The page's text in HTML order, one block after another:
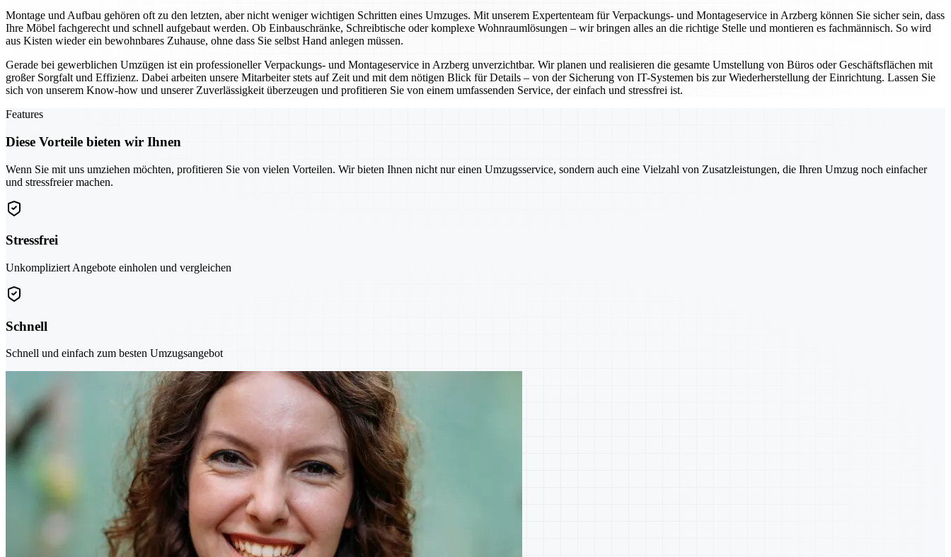
Montage und Aufbau gehören oft zu den letzten, aber nicht weniger wichtigen Schritten eines Umzuges. Mit unserem Expertenteam für Verpackungs- und Montageservice in Arzberg können Sie sicher sein, dass
Ihre Möbel fachgerecht und schnell aufgebaut werden. Ob Einbauschränke, Schreibtische oder komplexe Wohnraumlösungen – wir bringen alles an die richtige Stelle und montieren es fachmännisch. So wird
aus Kisten wieder ein bewohnbares Zuhause, ohne dass Sie selbst Hand anlegen müssen.
Gerade bei gewerblichen Umzügen ist ein professioneller Verpackungs- und Montageservice in Arzberg unverzichtbar. Wir planen und realisieren die gesamte Umstellung von Büros oder Geschäftsflächen mit
großer Sorgfalt und Effizienz. Dabei arbeiten unsere Mitarbeiter stets auf Zeit und mit dem nötigen Blick für Details – von der Sicherung von IT-Systemen bis zur Wiederherstellung der Einrichtung. Lassen Sie
sich von unserem Know-how und unserer Zuverlässigkeit überzeugen und profitieren Sie von einem umfassenden Service, der einfach und stressfrei ist.
Features
Diese Vorteile bieten wir Ihnen
Wenn Sie mit uns umziehen möchten, profitieren Sie von vielen Vorteilen. Wir bieten Ihnen nicht nur einen Umzugsservice, sondern auch eine Vielzahl von Zusatzleistungen, die Ihren Umzug noch einfacher
und stressfreier machen.
Stressfrei
Unkompliziert Angebote einholen und vergleichen
Schnell
Schnell und einfach zum besten Umzugsangebot